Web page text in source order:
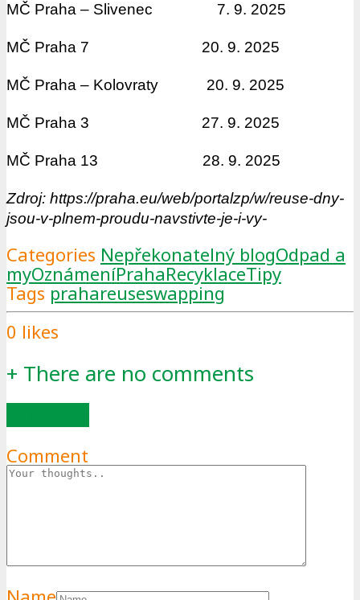
MČ Praha – Slivenec 7. 9. 2025
MČ Praha 7 20. 9. 2025
MČ Praha – Kolovraty 20. 9. 2025
MČ Praha 3 27. 9. 2025
MČ Praha 13 28. 9. 2025
Zdroj: https://praha.eu/web/portalzp/w/reuse-dny-
jsou-v-plnem-proudu-navstivte-je-i-vy-
Categories Nepřekonatelný blogOdpad a
myOznámeníPrahaRecyklaceTipy
Tags prahareuseswapping
0 likes
+ There are no comments
Comment